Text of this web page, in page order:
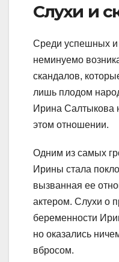
Слухи и
Среди успешных и
неминуемо
скандалов,
лишь плодом
Ирина Салтыкова
этом отношении.
Одним из самых
Ирины стала
вызванная ее
актером. Слухи о
беременности
но оказались
вбросом.